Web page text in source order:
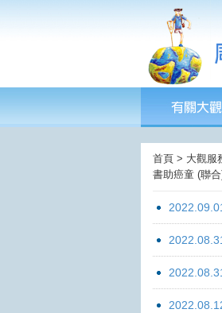
首頁 > 大觀服
書助癌童 (聯